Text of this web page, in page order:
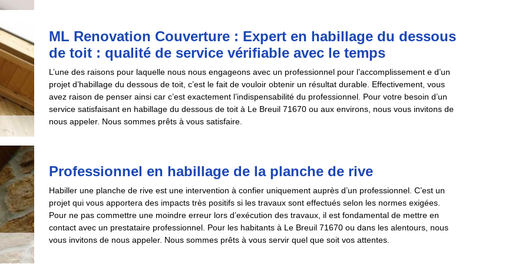
ML Renovation Couverture : Expert en habillage du dessous
de toit : qualité de service vérifiable avec le temps
L’une des raisons pour laquelle nous nous engageons avec un professionnel pour l’accomplissement e d’un
projet d’habillage du dessous de toit, c’est le fait de vouloir obtenir un résultat durable. Effectivement, vous
avez raison de penser ainsi car c’est exactement l’indispensabilité du professionnel. Pour votre besoin d’un
service satisfaisant en habillage du dessous de toit à Le Breuil 71670 ou aux environs, nous vous invitons de
nous appeler. Nous sommes prêts à vous satisfaire.
Professionnel en habillage de la planche de rive
Habiller une planche de rive est une intervention à confier uniquement auprès d’un professionnel. C’est un
projet qui vous apportera des impacts très positifs si les travaux sont effectués selon les normes exigées.
Pour ne pas commettre une moindre erreur lors d’exécution des travaux, il est fondamental de mettre en
contact avec un prestataire professionnel. Pour les habitants à Le Breuil 71670 ou dans les alentours, nous
vous invitons de nous appeler. Nous sommes prêts à vous servir quel que soit vos attentes.